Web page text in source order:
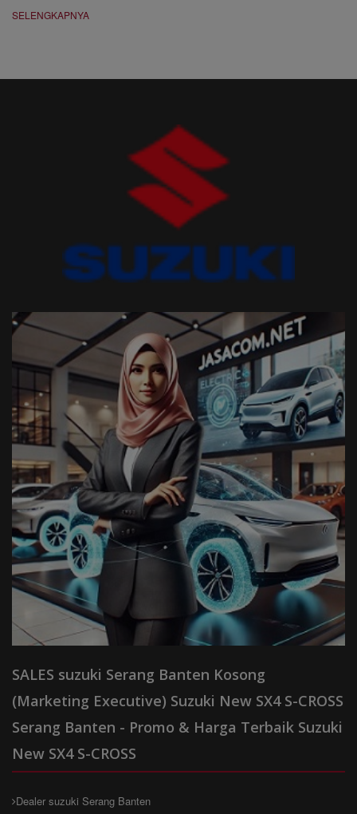
SELENGKAPNYA
SALES suzuki Serang Banten Kosong
(Marketing Executive) Suzuki New SX4 S-CROSS
Serang Banten - Promo & Harga Terbaik Suzuki
New SX4 S-CROSS
Dealer suzuki Serang Banten